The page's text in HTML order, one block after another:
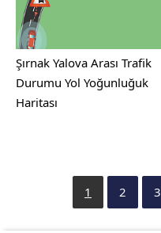
Şırnak Yalova Arası Trafik
Durumu Yol Yoğunluğuk
Haritası
1 2 3